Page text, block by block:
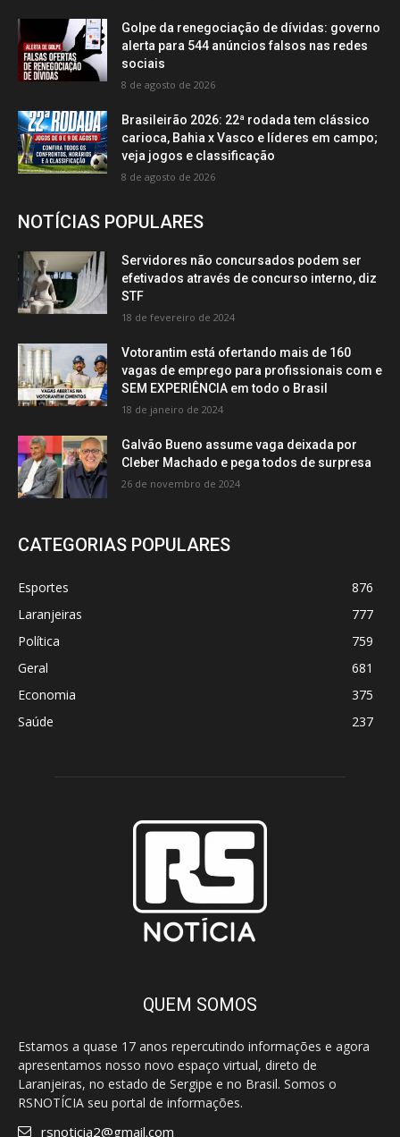
Golpe da renegociação de dívidas: governo
alerta para 544 anúncios falsos nas redes
sociais
8 de agosto de 2026
Brasileirão 2026: 22ª rodada tem clássico
carioca, Bahia x Vasco e líderes em campo;
veja jogos e classificação
8 de agosto de 2026
NOTÍCIAS POPULARES
Servidores não concursados podem ser
efetivados através de concurso interno, diz
STF
18 de fevereiro de 2024
Votorantim está ofertando mais de 160
vagas de emprego para profissionais com e
SEM EXPERIÊNCIA em todo o Brasil
18 de janeiro de 2024
Galvão Bueno assume vaga deixada por
Cleber Machado e pega todos de surpresa
26 de novembro de 2024
CATEGORIAS POPULARES
Esportes
876
Laranjeiras
777
Política
759
Geral
681
Economia
375
Saúde
237
QUEM SOMOS
Estamos a quase 17 anos repercutindo informações e agora
apresentamos nosso novo espaço virtual, direto de
Laranjeiras, no estado de Sergipe e no Brasil. Somos o
RSNOTÍCIA seu portal de informações.
rsnoticia2@gmail.com